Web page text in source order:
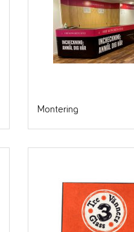
Montering